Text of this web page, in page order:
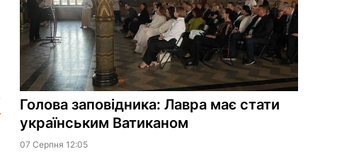
Голова заповідника: Лавра має стати
українським Ватиканом
07 Серпня 12:05